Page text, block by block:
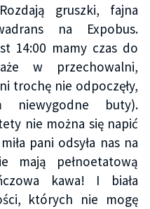
gruszki, fajna
na Expobus.
14:00 mamy czas do
w przechowalni,
trochę nie odpoczęły,
buty).
nie można się napić
pani odsyła nas na
mają pełnoetatową
kawa! I biała
których nie mogę